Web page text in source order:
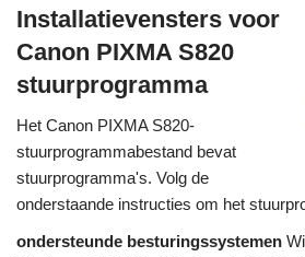
Installatievensters voor
Canon PIXMA S820
stuurprogramma
Het Canon PIXMA S820-
stuurprogrammabestand bevat
stuurprogramma's. Volg de
onderstaande instructies om het
ondersteunde besturingssystemen